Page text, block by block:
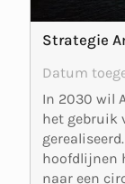
Strategie
Datum
In 2030 wil
het gebruik
hoofdlijnen
naar een